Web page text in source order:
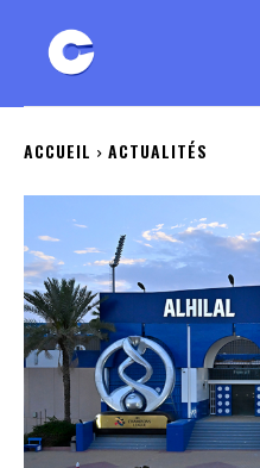
ACCUEIL ACTUALITÉS